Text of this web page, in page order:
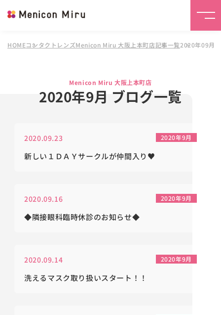
HOMEコンタクトレンズMenicon Miru 大阪上本町店記事一覧2020年09月
Menicon Miru 大阪上本町店
2020年9月 ブログ一覧
2020.09.23 2020年9月
新しい１ＤＡＹサークルが仲間入り♥
2020.09.16 2020年9月
◆隣接眼科臨時休診のお知らせ◆
2020.09.14 2020年9月
洗えるマスク取り扱いスタート！！